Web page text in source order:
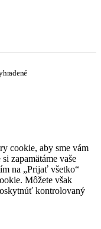
cookie, aby sme vám
zapamätáme vaše
na „Prijať všetko“
Môžete však
kontrolovaný